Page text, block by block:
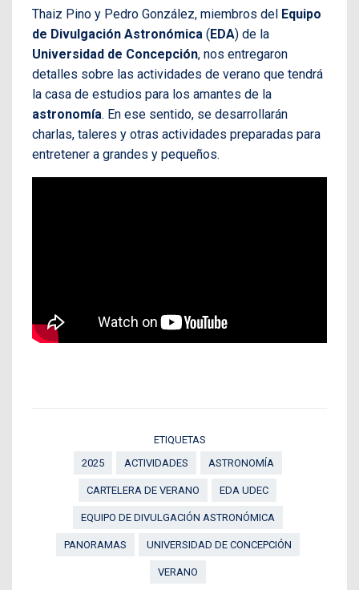
Thaiz Pino y Pedro González, miembros del Equipo
de Divulgación Astronómica (EDA) de la
Universidad de Concepción, nos entregaron
detalles sobre las actividades de verano que tendrá
la casa de estudios para los amantes de la
astronomía. En ese sentido, se desarrollarán
charlas, taleres y otras actividades preparadas para
entretener a grandes y pequeños.
ETIQUETAS
2025
ACTIVIDADES ASTRONOMÍA
CARTELERA DE VERANO EDA UDEC
EQUIPO DE DIVULGACIÓN ASTRONÓMICA
PANORAMAS UNIVERSIDAD DE CONCEPCIÓN
VERANO